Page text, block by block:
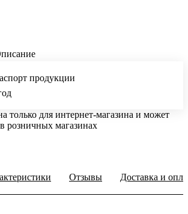
продукции
только для интернет-магазина и может
розничных магазинах
Отзывы Доставка и